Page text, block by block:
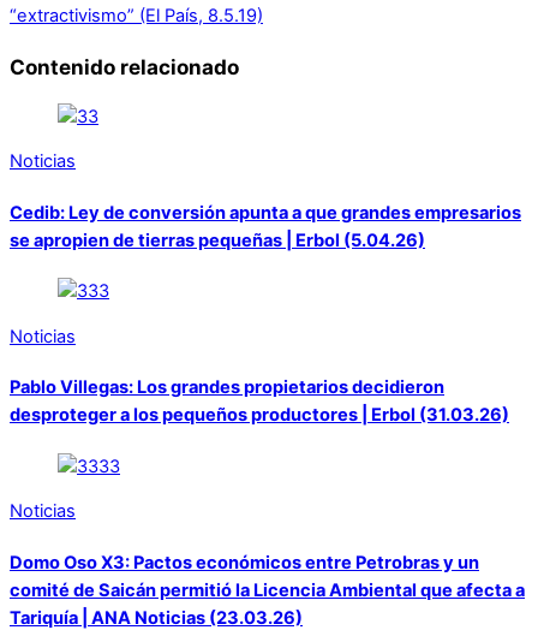
“extractivismo” (El País, 8.5.19)
Contenido relacionado
Noticias
Cedib: Ley de conversión apunta a que grandes empresarios
se apropien de tierras pequeñas | Erbol (5.04.26)
Noticias
Pablo Villegas: Los grandes propietarios decidieron
desproteger a los pequeños productores | Erbol (31.03.26)
Noticias
Domo Oso X3: Pactos económicos entre Petrobras y un
comité de Saicán permitió la Licencia Ambiental que afecta a
Tariquía | ANA Noticias (23.03.26)